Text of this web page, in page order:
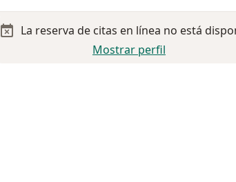
La reserva de citas en línea no está
Mostrar perfil